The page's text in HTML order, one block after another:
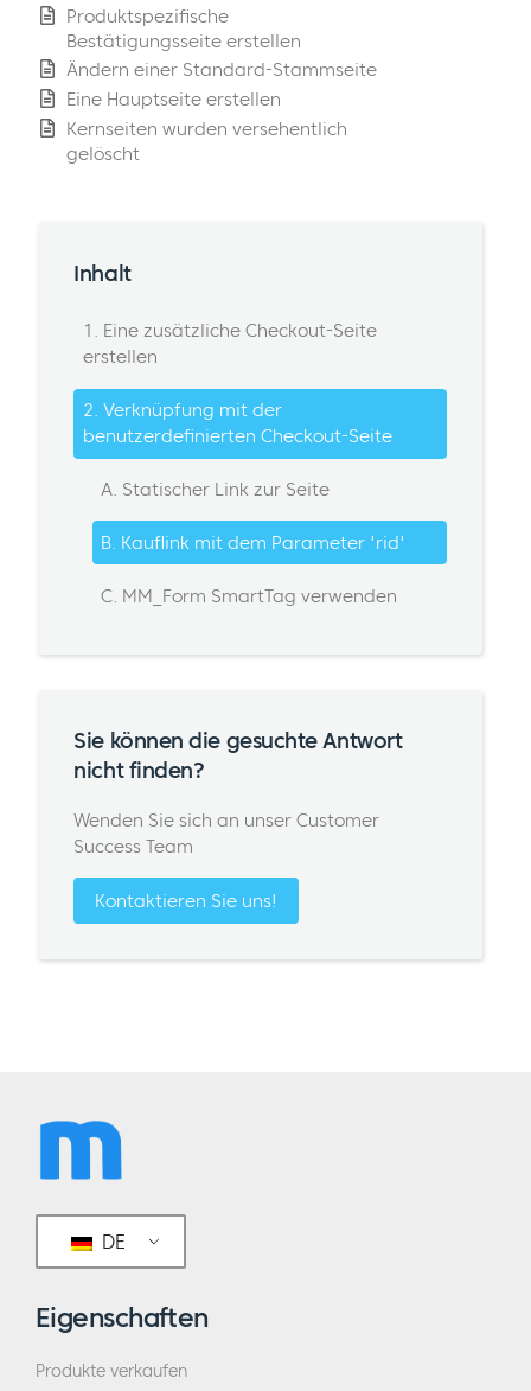
Produktspezifische
Bestätigungsseite erstellen
Ändern einer Standard-Stammseite
Eine Hauptseite erstellen
Kernseiten wurden versehentlich
gelöscht
Inhalt
1. Eine zusätzliche Checkout-Seite
erstellen
2. Verknüpfung mit der
benutzerdefinierten Checkout-Seite
A. Statischer Link zur Seite
B. Kauflink mit dem Parameter 'rid'
C. MM_Form SmartTag verwenden
Sie können die gesuchte Antwort
nicht finden?
Wenden Sie sich an unser Customer
Success Team
Kontaktieren Sie uns!
DE
Eigenschaften
Produkte verkaufen